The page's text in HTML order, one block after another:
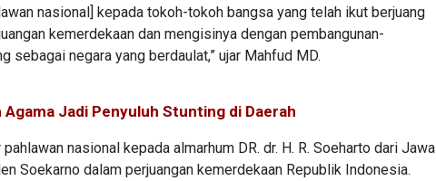
nasional] kepada tokoh-tokoh bangsa yang telah ikut berjuang
kemerdekaan dan mengisinya dengan pembangunan-
negara yang berdaulat,” ujar Mahfud MD.
Jadi Penyuluh Stunting di Daerah
nasional kepada almarhum DR. dr. H. R. Soeharto dari Jawa
Soekarno dalam perjuangan kemerdekaan Republik Indonesia.